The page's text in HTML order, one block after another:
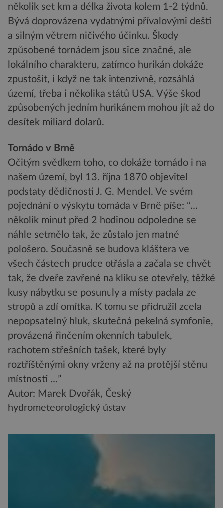
několik set km a délka života kolem 1-2 týdnů.
Bývá doprovázena vydatnými přívalovými dešti
a silným větrem ničivého účinku. Škody
způsobené tornádem jsou sice značné, ale
lokálního charakteru, zatímco hurikán dokáže
zpustošit, i když ne tak intenzivně, rozsáhlá
území, třeba i několika států USA. Výše škod
způsobených jedním hurikánem mohou jít až do
desítek miliard dolarů.
Tornádo v Brně
Očitým svědkem toho, co dokáže tornádo i na
našem území, byl 13. října 1870 objevitel
podstaty dědičnosti J. G. Mendel. Ve svém
pojednání o výskytu tornáda v Brně píše: “…
několik minut před 2 hodinou odpoledne se
náhle setmělo tak, že zůstalo jen matné
pološero. Současně se budova kláštera ve
všech částech prudce otřásla a začala se chvět
tak, že dveře zavřené na kliku se otevřely, těžké
kusy nábytku se posunuly a místy padala ze
stropů a zdí omítka. K tomu se přidružil zcela
nepopsatelný hluk, skutečná pekelná symfonie,
provázená řinčením okenních tabulek,
rachotem střešních tašek, které byly
roztříštěnými okny vrženy až na protější stěnu
místnosti …”
Autor: Marek Dvořák, Český
hydrometeorologický ústav